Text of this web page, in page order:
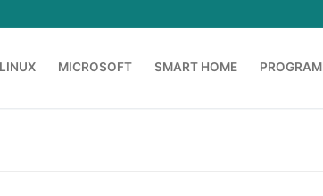
LINUX MICROSOFT SMART HOME